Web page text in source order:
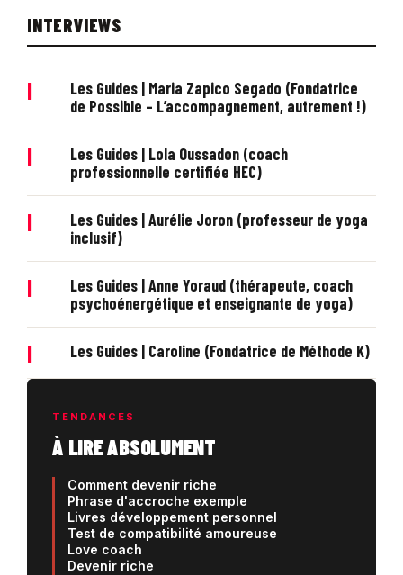
INTERVIEWS
|
Les Guides | Maria Zapico Segado (Fondatrice
de Possible – L’accompagnement, autrement !)
|
Les Guides | Lola Oussadon (coach
professionnelle certifiée HEC)
|
Les Guides | Aurélie Joron (professeur de yoga
inclusif)
|
Les Guides | Anne Yoraud (thérapeute, coach
psychoénergétique et enseignante de yoga)
| Les Guides | Caroline (Fondatrice de Méthode K)
TENDANCES
À LIRE ABSOLUMENT
Comment devenir riche
Phrase d'accroche exemple
Livres développement personnel
Test de compatibilité amoureuse
Love coach
Devenir riche